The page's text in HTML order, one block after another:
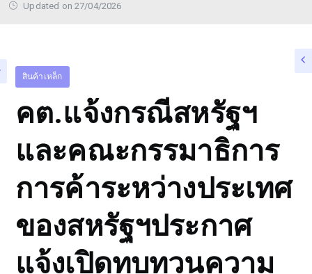
Updated on 27/04/2026
สินค้าเหล็ก
คต.แจ้งกรณีสหรัฐฯ
และคณะกรรมาธิการ
การค้าระหว่างประเทศ
ของสหรัฐฯประกาศ
แจ้งเปิดทบทวนความ